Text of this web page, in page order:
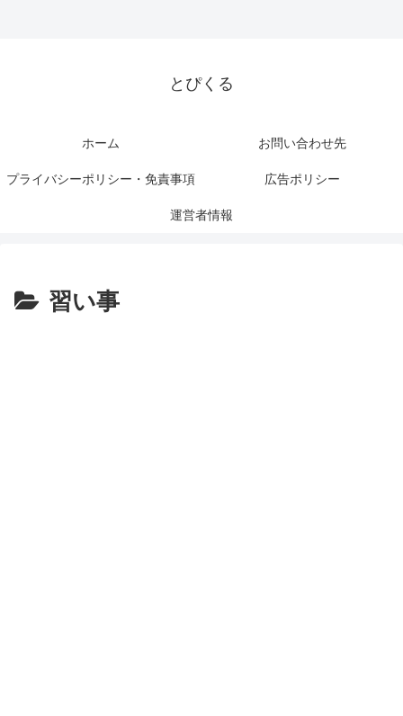
とぴくる
ホーム お問い合わせ先
プライバシーポリシー・免責事項 広告ポリシー
運営者情報
習い事